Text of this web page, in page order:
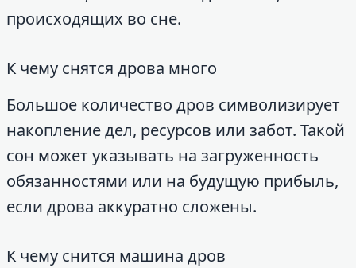
происходящих во сне.
К чему снятся дрова много
Большое количество дров символизирует
накопление дел, ресурсов или забот. Такой
сон может указывать на загруженность
обязанностями или на будущую прибыль,
если дрова аккуратно сложены.
К чему снится машина дров